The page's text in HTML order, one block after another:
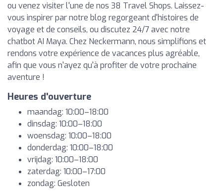
ou venez visiter l'une de nos 38 Travel Shops. Laissez-
vous inspirer par notre blog regorgeant d'histoires de
voyage et de conseils, ou discutez 24/7 avec notre
chatbot AI Maya. Chez Neckermann, nous simplifions et
rendons votre expérience de vacances plus agréable,
afin que vous n'ayez qu'à profiter de votre prochaine
aventure !
Heures d'ouverture
maandag: 10:00–18:00
dinsdag: 10:00–18:00
woensdag: 10:00–18:00
donderdag: 10:00–18:00
vrijdag: 10:00–18:00
zaterdag: 10:00–17:00
zondag: Gesloten